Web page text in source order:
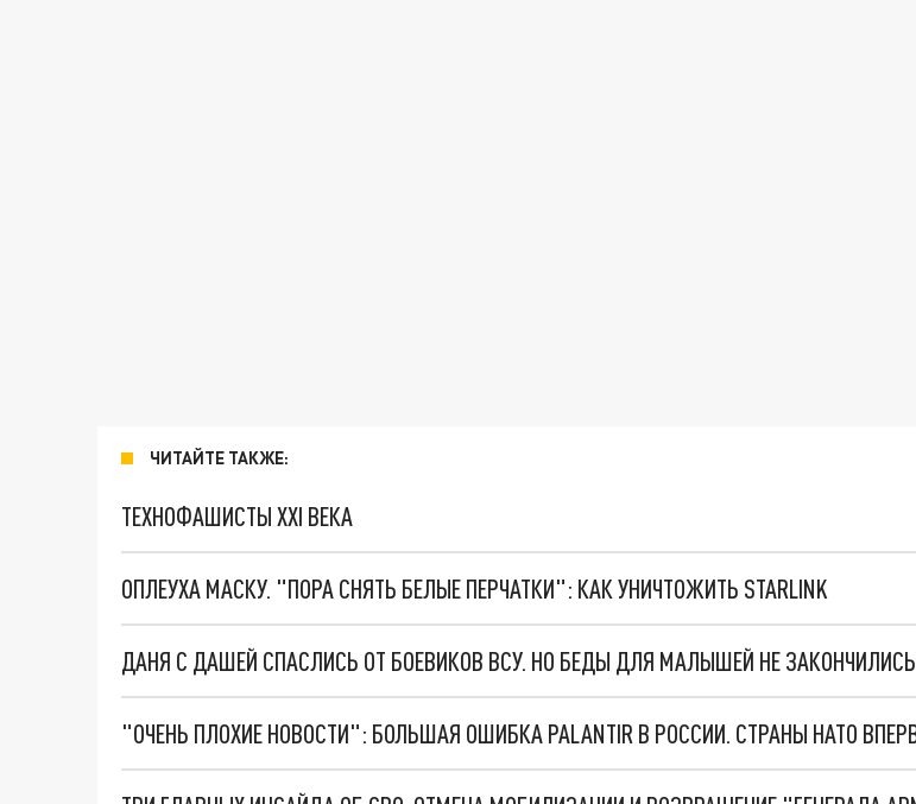
ЧИТАЙТЕ ТАКЖЕ:
ТЕХНОФАШИСТЫ XXI ВЕКА
ОПЛЕУХА МАСКУ. "ПОРА СНЯТЬ БЕЛЫЕ ПЕРЧАТКИ": КАК УНИЧТОЖИТЬ STARLINK
ДАНЯ С ДАШЕЙ СПАСЛИСЬ ОТ БОЕВИКОВ ВСУ. НО БЕДЫ ДЛЯ МАЛЫШЕЙ НЕ ЗАКОНЧИЛИСЬ